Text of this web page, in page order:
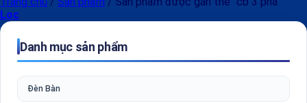
Lọc
Danh mục sản phẩm
Đèn Bàn